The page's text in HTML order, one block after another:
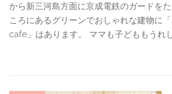
から新三河島方面に京成電鉄のガードを
ころにあるグリーンでおしゃれな建物に
cafe」はあります。 ママも子どももうれ